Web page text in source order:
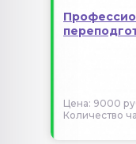
Цена: 9000
Количество